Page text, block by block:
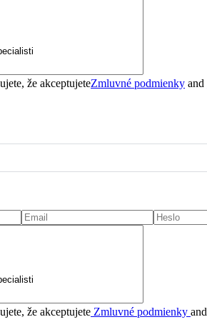
že akceptujeteZmluvné podmienky and
že akceptujete Zmluvné podmienky and